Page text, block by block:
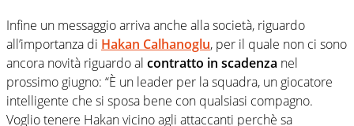
Infine un messaggio arriva anche alla società, riguardo
all’importanza di Hakan Calhanoglu, per il quale non ci sono
ancora novità riguardo al contratto in scadenza nel
prossimo giugno: “È un leader per la squadra, un giocatore
intelligente che si sposa bene con qualsiasi compagno.
Voglio tenere Hakan vicino agli attaccanti perchè sa